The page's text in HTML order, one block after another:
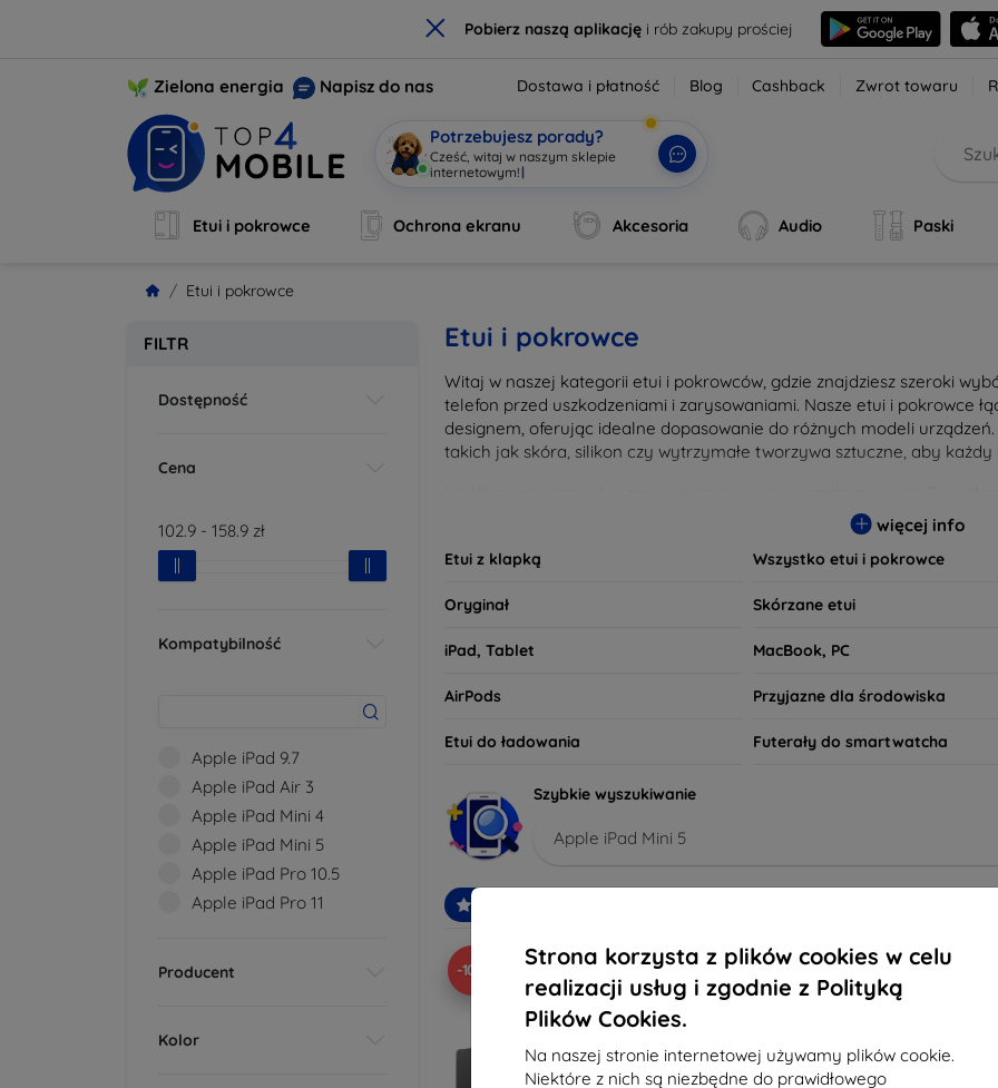
× Pobierz naszą aplikacjęi rób zakupy prościej
Strona korzysta z plików cookies w celu
realizacji usług i zgodnie z Polityką
Plików Cookies.
Na naszej stronie internetowej używamy plików cookie.
Niektóre z nich są niezbędne do prawidłowego
Zielona energia Napisz do nas Dostawa i płatność Blog Cashback Zwrot towaru
Potrzebujesz porady?
Cześć, witaj w naszym sklepie
internetowym!|
Etui i pokrowce Ochrona ekranu Akcesoria Audio Paski
Etui i pokrowce
FILTR
Dostępność
Cena
102.9 - 158.9 zł
Kompatybilność
Apple iPad 9.7
Apple iPad Air 3
Apple iPad Mini 4
Apple iPad Mini 5
Apple iPad Pro 10.5
Apple iPad Pro 11
Producent
Kolor
Etui i pokrowce
Witaj w naszej kategorii etui i pokrowców, gdzie znajdziesz szeroki
telefon przed uszkodzeniami i zarysowaniami. Nasze etui i pokrowce
designem, oferując idealne dopasowanie do różnych modeli
takich jak skóra, silikon czy wytrzymałe tworzywa sztuczne, aby każdy
tego, czy preferujesz minimalistyczny wygląd, czy też bardziej
oczekiwania. Przeglądaj naszą ofertę i znajdź etui, które najlepiej
więcej info
Etui z klapką Wszystko etui i pokrowce
Oryginał Skórzane etui
iPad, Tablet MacBook, PC
AirPods Przyjazne dla środowiska
Etui do ładowania Futerały do smartwatcha
Szybkie wyszukiwanie
Apple iPad Mini 5
-10% -10%